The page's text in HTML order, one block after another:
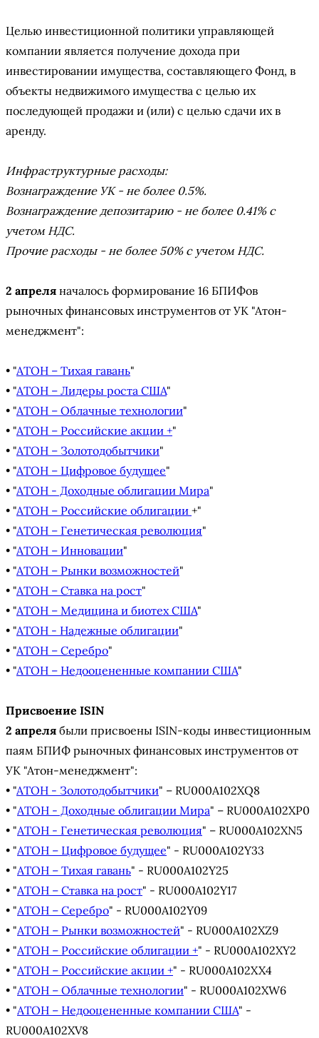
Целью инвестиционной политики управляющей
компании является получение дохода при
инвестировании имущества, составляющего Фонд, в
объекты недвижимого имущества с целью их
последующей продажи и (или) с целью сдачи их в
аренду.
Инфраструктурные расходы:
Вознаграждение УК - не более 0.5%.
Вознаграждение депозитарию - не более 0.41% с
учетом НДС.
Прочие расходы - не более 50% с учетом НДС.
2 апреля началось формирование 16 БПИФов
рыночных финансовых инструментов от УК "Атон-
менеджмент":
• "АТОН – Тихая гавань"
• "АТОН – Лидеры роста США"
• "АТОН – Облачные технологии"
• "АТОН – Российские акции +"
• "АТОН – Золотодобытчики"
• "АТОН – Цифровое будущее"
• "АТОН - Доходные облигации Мира"
• "АТОН – Российские облигации +"
• "АТОН – Генетическая революция"
• "АТОН – Инновации"
• "АТОН – Рынки возможностей"
• "АТОН – Ставка на рост"
• "АТОН – Медицина и биотех США"
• "АТОН - Надежные облигации"
• "АТОН – Серебро"
• "АТОН – Недооцененные компании США"
Присвоение ISIN
2 апреля были присвоены ISIN-коды инвестиционным
паям БПИФ рыночных финансовых инструментов от
УК "Атон-менеджмент":
• "АТОН - Золотодобытчики" – RU000A102XQ8
• "АТОН - Доходные облигации Мира" – RU000A102XP0
• "АТОН - Генетическая революция" – RU000A102XN5
• "АТОН – Цифровое будущее" - RU000A102Y33
• "АТОН – Тихая гавань" - RU000A102Y25
• "АТОН – Ставка на рост" - RU000A102Y17
• "АТОН – Серебро" - RU000A102Y09
• "АТОН – Рынки возможностей" - RU000A102XZ9
• "АТОН – Российские облигации +" - RU000A102XY2
• "АТОН – Российские акции +" - RU000A102XX4
• "АТОН – Облачные технологии" - RU000A102XW6
• "АТОН – Недооцененные компании США" -
RU000A102XV8